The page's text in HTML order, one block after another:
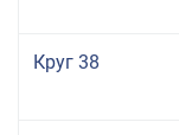
Круг 38